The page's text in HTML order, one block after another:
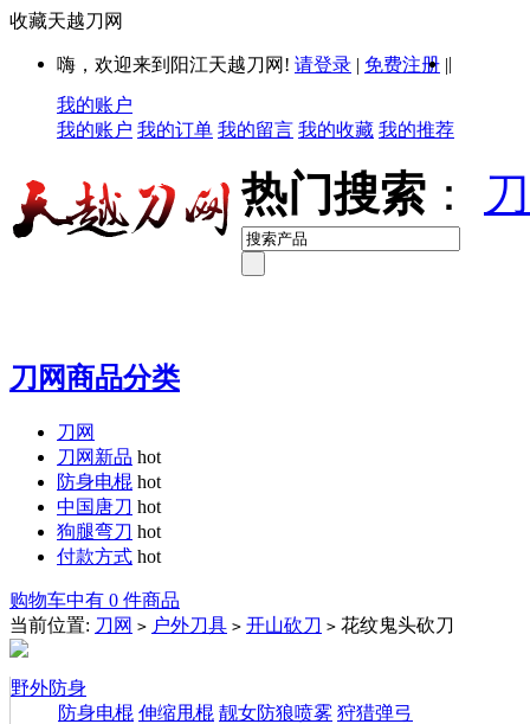
收藏天越刀网
嗨，欢迎来到阳江天越刀网! 请登录 | 免费注册 ||
我的账户
我的账户 我的订单 我的留言 我的收藏 我的推荐
热门搜索 ：
刀网商品分类
刀网
刀网新品 hot
防身电棍 hot
中国唐刀 hot
狗腿弯刀 hot
付款方式 hot
购物车中有 0 件商品
当前位置: 刀网 > 户外刀具 > 开山砍刀 > 花纹鬼头砍刀
野外防身
防身电棍 伸缩甩棍 靓女防狼喷雾 狩猎弹弓